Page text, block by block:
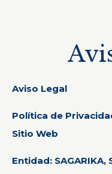
Aviso Legal
Política de
Sitio Web
Entidad: SAGARIKA,